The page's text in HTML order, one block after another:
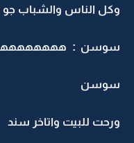
وكل الناس والشباب جو
سوسن :
سوسن
ورحت للبيت واتاخر سند